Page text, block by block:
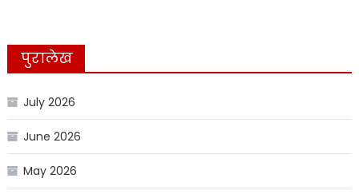
पुरालेख
July 2026
June 2026
May 2026